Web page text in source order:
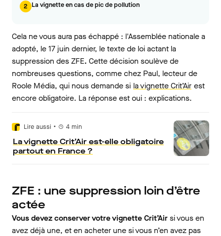
2 La vignette en cas de pic de pollution
Cela ne vous aura pas échappé : l'Assemblée nationale a
adopté, le 17 juin dernier, le texte de loi actant la
suppression des ZFE. Cette décision soulève de
nombreuses questions, comme chez Paul, lecteur de
Roole Média, qui nous demande si la vignette Crit’Air est
encore obligatoire. La réponse est oui : explications.
Lire aussi • 4 min
La vignette Crit’Air est-elle obligatoire
partout en France ?
ZFE : une suppression loin d’être
actée
Vous devez conserver votre vignette Crit’Airsi vous en
avez déjà une, et en acheter une si vous n’en avez pas